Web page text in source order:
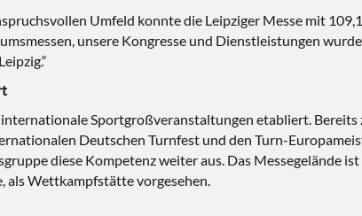
Umfeld konnte die Leipziger Messe mit
unsere Kongresse und Dienstleistungen
Sportgroßveranstaltungen etabliert. Bereits
Deutschen Turnfest und den Turn-
diese Kompetenz weiter aus. Das Messegelände
als Wettkampfstätte vorgesehen.